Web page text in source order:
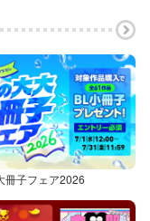
冊子フェア2026